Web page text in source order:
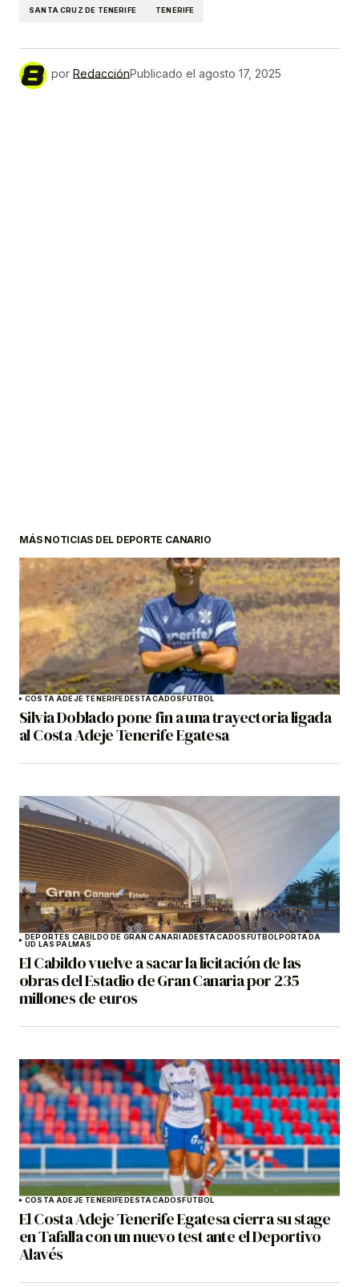
SANTA CRUZ DE TENERIFE TENERIFE
por RedacciónPublicado el agosto 17, 2025
MÁS NOTICIAS DEL DEPORTE CANARIO
COSTA ADEJE TENERIFEDESTACADOSFÚTBOL
Silvia Doblado pone fin a una trayectoria ligada
al Costa Adeje Tenerife Egatesa
DEPORTES CABILDO DE GRAN CANARIADESTACADOSFÚTBOLPORTADA
UD LAS PALMAS
El Cabildo vuelve a sacar la licitación de las
obras del Estadio de Gran Canaria por 235
millones de euros
COSTA ADEJE TENERIFEDESTACADOSFÚTBOL
El Costa Adeje Tenerife Egatesa cierra su stage
en Tafalla con un nuevo test ante el Deportivo
Alavés